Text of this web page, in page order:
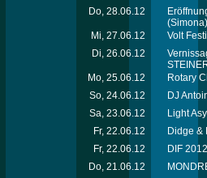
Do, 28.06.12
(Simona)
Mi, 27.06.12
Volt
Di, 26.06.12
Mo, 25.06.12
Rotary
So, 24.06.12
DJ
Sa, 23.06.12
Light
Fr, 22.06.12
Didge &
Fr, 22.06.12
DIF
Do, 21.06.12